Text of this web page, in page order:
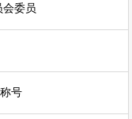
委员
号